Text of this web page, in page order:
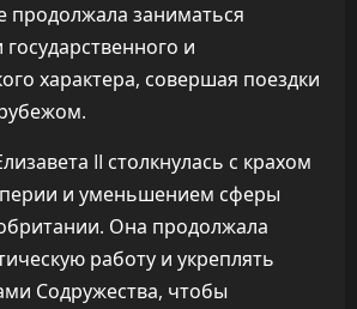
продолжала заниматься
и
характера, совершая поездки
II столкнулась с крахом
и уменьшением сферы
Она продолжала
работу и укреплять
Содружества, чтобы